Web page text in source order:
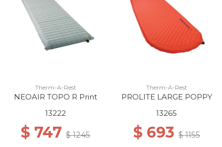
Therm-A-Rest
NEOAIR TOPO R Print
13222
$ 747 $ 1245
Therm-A-Rest
PROLITE LARGE POPPY
13265
$ 693$ 1155